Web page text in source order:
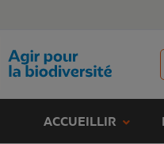
ACCUEILLIR